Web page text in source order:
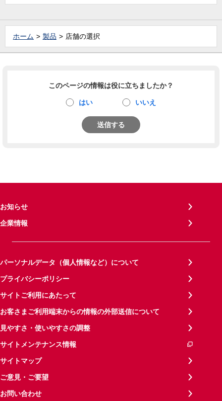
ホーム 製品 店舗の選択
このページの情報は役に立ちましたか？
はい いいえ
送信する
お知らせ
企業情報
パーソナルデータ（個人情報など）について
プライバシーポリシー
サイトご利用にあたって
お客さまご利用端末からの情報の外部送信について
見やすさ・使いやすさの調整
サイトメンテナンス情報
サイトマップ
ご意見・ご要望
お問い合わせ